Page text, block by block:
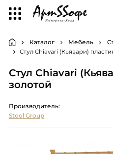
Каталог Мебель
Стул Chiavari (Кьявари)
Стул Chiavari
золотой
Производитель:
Stool Group